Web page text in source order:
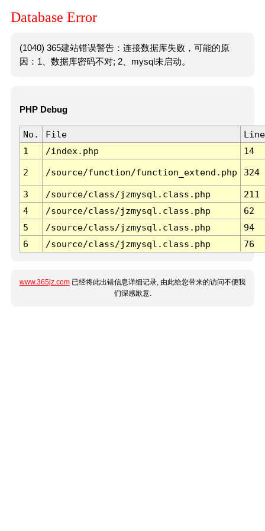
Database Error
(1040) 365建站错误警告：连接数据库失败，可能的原
因：1、数据库密码不对; 2、mysql未启动。
PHP Debug
No. File
Line
1
/index.php 14
2 /source/function/function_extend.php 324
3 /source/class/jzmysql.class.php
211
4
/source/class/jzmysql.class.php
62
5
/source/class/jzmysql.class.php
94
6
/source/class/jzmysql.class.php 76
www.365jz.com 已经将此出错信息详细记录, 由此给您带来的访问不便我
们深感歉意.